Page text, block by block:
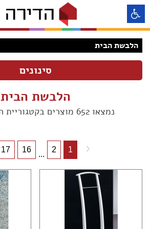
הלבשת הבית
(261)
(61)
הלבשת הבית
נמצאו 652 מוצרים בקטגוריית הלבשת הבית
1
2
...
16
17
התאמה לקורא מסך
התאמה לכבדי ראיה
הדגשת קישורים
Aא